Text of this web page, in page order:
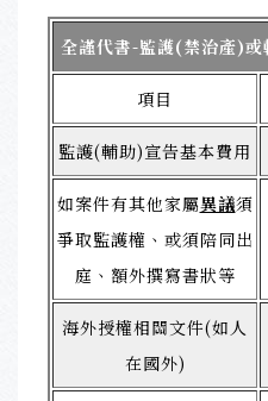
全謹代書-監護(禁治產)
項目
監護(輔助)宣告基本費用
如案件有其他家屬異議須
爭取監護權、或須陪同出
庭、額外撰寫書狀等
海外授權相關文件(如人
在國外)